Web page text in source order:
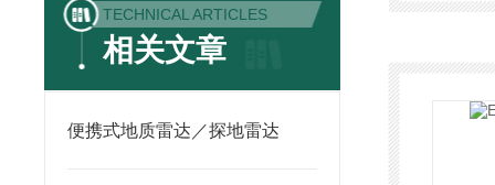
TECHNICAL ARTICLES
相关文章
便携式地质雷达／探地雷达